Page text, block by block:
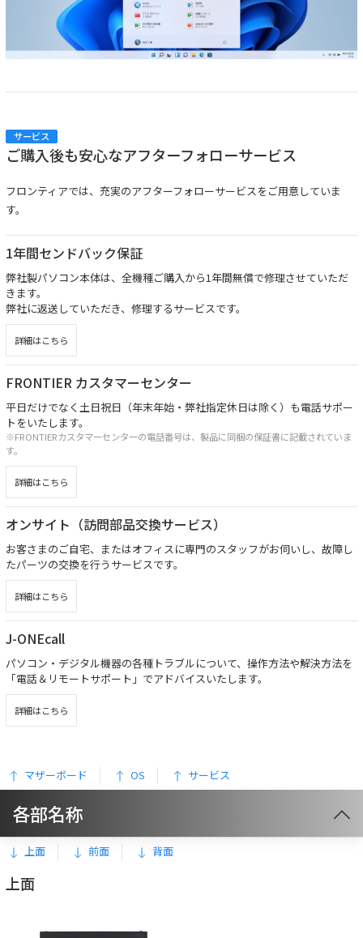
サービス
ご購入後も安心なアフターフォローサービス
フロンティアでは、充実のアフターフォローサービスをご用意していま
す。
1年間センドバック保証
弊社製パソコン本体は、全機種ご購入から1年間無償で修理させていただ
きます。
弊社に返送していただき、修理するサービスです。
詳細はこちら
FRONTIER カスタマーセンター
平日だけでなく土日祝日（年末年始・弊社指定休日は除く）も電話サポー
トをいたします。
※FRONTIERカスタマーセンターの電話番号は、製品に同梱の保証書に記載されていま
す。
詳細はこちら
オンサイト（訪問部品交換サービス）
お客さまのご自宅、またはオフィスに専門のスタッフがお伺いし、故障し
たパーツの交換を行うサービスです。
詳細はこちら
J-ONEcall
パソコン・デジタル機器の各種トラブルについて、操作方法や解決方法を
「電話＆リモートサポート」でアドバイスいたします。
詳細はこちら
マザーボード OS サービス
各部名称
上面 前面 背面
上面